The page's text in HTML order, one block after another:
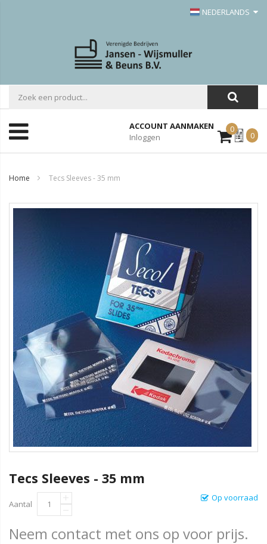
NEDERLANDS
ACCOUNT AANMAKEN
Inloggen
0Mijn
Offerte
0
Home Tecs Sleeves - 35 mm
Tecs Sleeves - 35 mm
Op voorraad
Aantal
Neem contact met ons op voor prijs.